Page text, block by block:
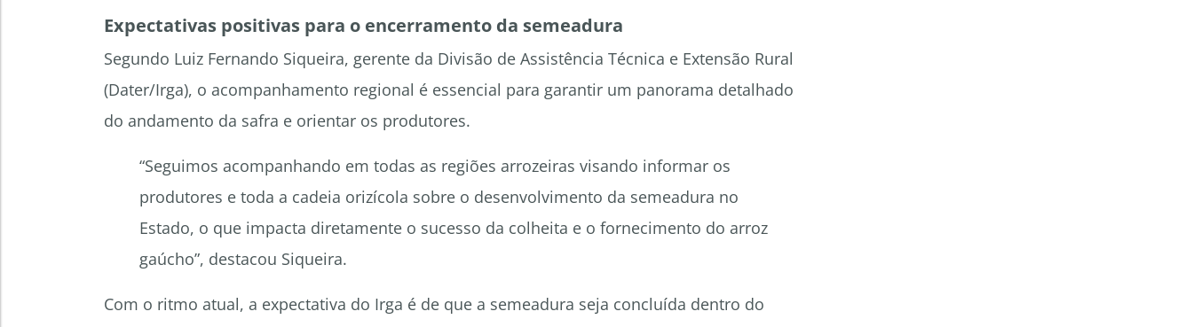
Expectativas positivas para o encerramento da semeadura
Segundo Luiz Fernando Siqueira, gerente da Divisão de Assistência Técnica e Extensão Rural
(Dater/Irga), o acompanhamento regional é essencial para garantir um panorama detalhado
do andamento da safra e orientar os produtores.
“Seguimos acompanhando em todas as regiões arrozeiras visando informar os
produtores e toda a cadeia orizícola sobre o desenvolvimento da semeadura no
Estado, o que impacta diretamente o sucesso da colheita e o fornecimento do arroz
gaúcho”, destacou Siqueira.
Com o ritmo atual, a expectativa do Irga é de que a semeadura seja concluída dentro do